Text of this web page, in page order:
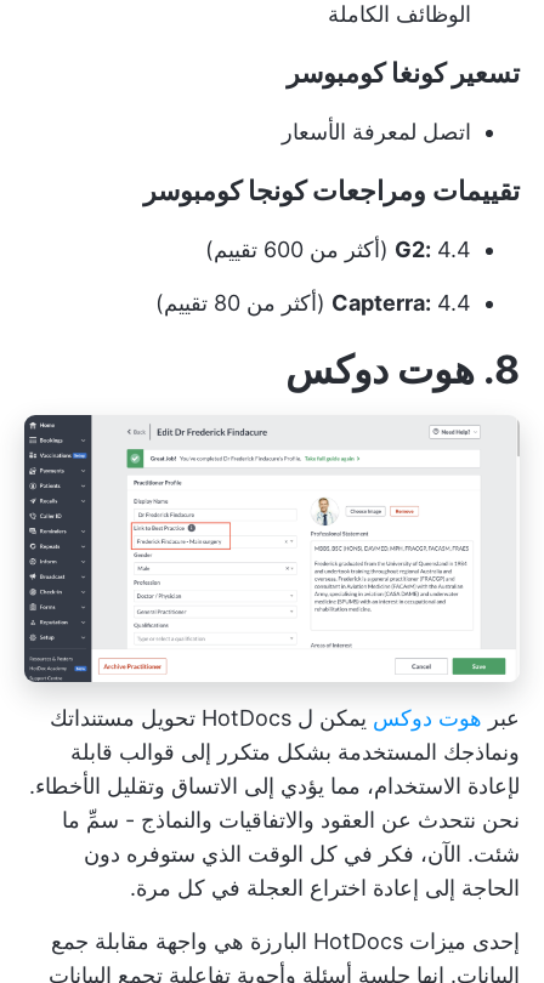
الوظائف الكاملة
تسعير كونغا كومبوسر
اتصل لمعرفة الأسعار
تقييمات ومراجعات كونجا كومبوسر
G2: 4.4 (أكثر من 600 تقييم)
Capterra: 4.4 (أكثر من 80 تقييم)
8. هوت دوكس
عبر هوت دوكس
يمكن ل HotDocs تحويل مستنداتك
ونماذجك المستخدمة بشكل متكرر إلى قوالب قابلة
لإعادة الاستخدام، مما يؤدي إلى الاتساق وتقليل الأخطاء.
نحن نتحدث عن العقود والاتفاقيات والنماذج - سمِّ ما
شئت. الآن، فكر في كل الوقت الذي ستوفره دون
الحاجة إلى إعادة اختراع العجلة في كل مرة.
إحدى ميزات HotDocs البارزة هي واجهة مقابلة جمع
البيانات. إنها جلسة أسئلة وأجوبة تفاعلية تجمع البيانات